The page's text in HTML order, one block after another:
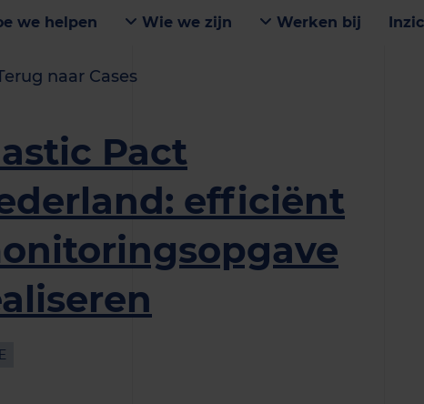
we helpen Wie we zijn Werken bij
naar Cases
Pact
efficiënt